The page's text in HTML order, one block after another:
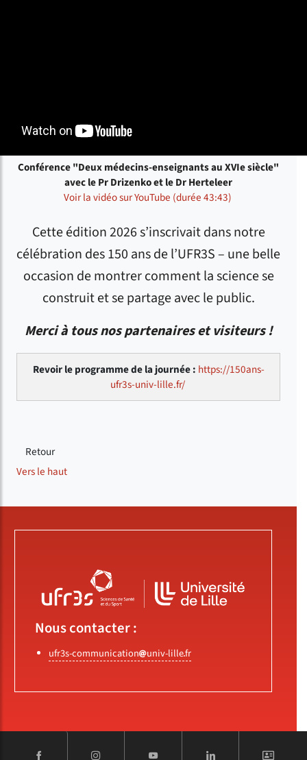
Conférence "Deux médecins-enseignants au XVIe siècle"
avec le Pr Drizenko et le Dr Herteleer
Voir la vidéo sur YouTube (durée 43:43)
Cette édition 2026 s’inscrivait dans notre
célébration des 150 ans de l’UFR3S – une belle
occasion de montrer comment la science se
construit et se partage avec le public.
Merci à tous nos partenaires et visiteurs !
Revoir le programme de la journée : https://150ans-
ufr3s-univ-lille.fr/
Retour
Vers le haut
Nous contacter :
ufr3s-communication univ-lillefr